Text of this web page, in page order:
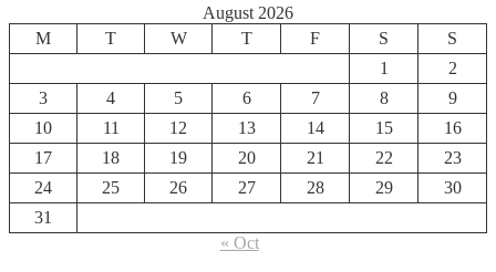
August 2026
M
T W T F S
S
1
2
3
4 5 6 7 8
9
10
11 12 13 14 15
16
17
18 19 20 21 22
23
24
25 26 27 28 29
30
31
« Oct